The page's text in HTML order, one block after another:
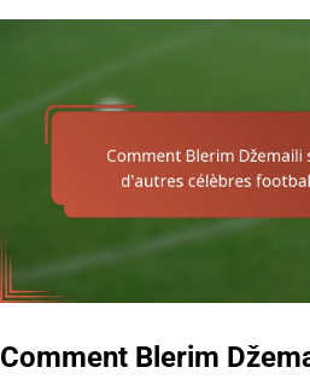
Comment Blerim